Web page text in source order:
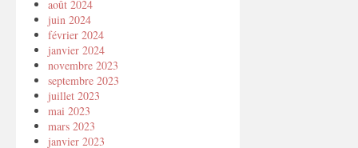
août 2024
juin 2024
février 2024
janvier 2024
novembre 2023
septembre 2023
juillet 2023
mai 2023
mars 2023
janvier 2023